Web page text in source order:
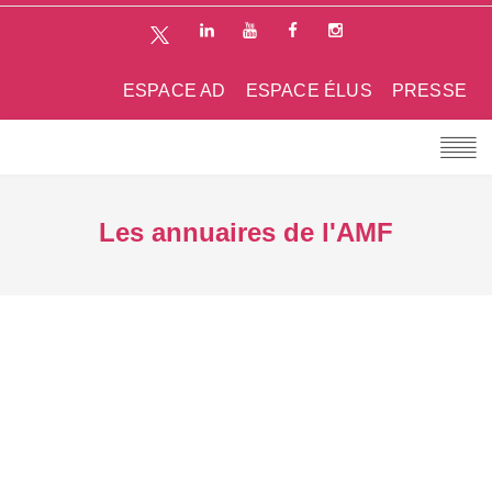
PRESSE
ESPACE ÉLUS
ESPACE AD
Les annuaires de l'AMF